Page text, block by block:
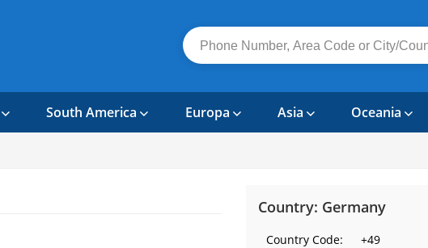
South America Europa Asia Oceania
Country: Germany
Country Code:
+49